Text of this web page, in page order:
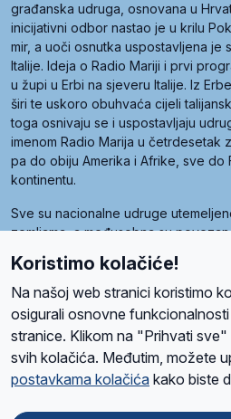
građanska udruga, osnovana u
inicijativni odbor nastao je u krilu
mir, a uoči osnutka uspostavljena je
Italije. Ideja o Radio Mariji i prvi
u župi u Erbi na sjeveru Italije. Iz
širi te uskoro obuhvaća cijeli
toga osnivaju se i uspostavljaju
imenom Radio Marija u četrdesetak
pa do obiju Amerika i Afrike, sve do
kontinentu.
Sve su nacionalne udruge
zemljama, a međusobna su
Radio Maria). Svjetsku obitelj
kojima je i hrvatska Udruga Radio
O namaRadio ProgramVolonteri
Ova stranica je zaštićena
Koristimo kolačiće!
Na našoj web stranici koristimo
osigurali osnovne
stranice. Klikom na "Prihvati
svih kolačića. Međutim, možete
postavkama kolačića kako biste